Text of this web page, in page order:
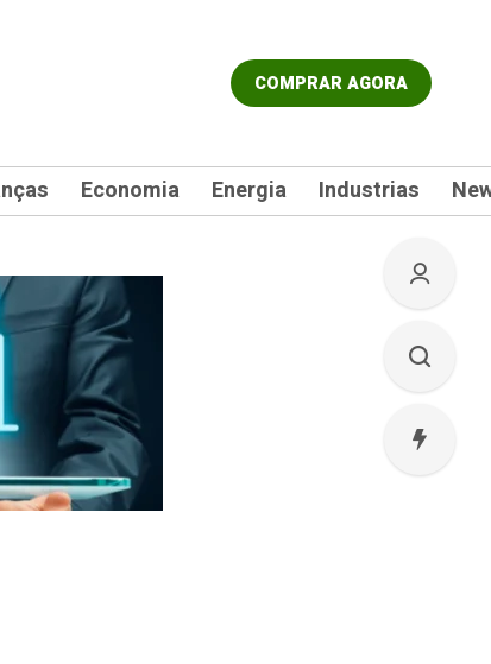
COMPRAR AGORA
Economia Energia Industrias